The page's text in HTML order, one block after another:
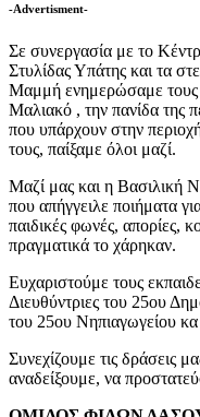
-Advertisment-
Σε συνεργασία με το
Στυλίδας Υπάτης και τα
Μαμμή ενημερώσαμε τους
Μαλιακό , την πανίδα της
που υπάρχουν στην
τους, παίξαμε όλοι μαζί.
Μαζί μας και η Βασιλική
που απήγγειλε ποιήματα
παιδικές φωνές, απορίες,
πραγματικά το χάρηκαν.
Ευχαριστούμε τους
Διευθύντριες του 25ου
του 25ου Νηπιαγωγείου
Συνεχίζουμε τις δράσεις
αναδείξουμε, να